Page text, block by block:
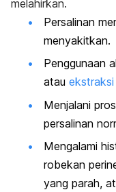
melahirkan.
Persalinan
menyakitkan.
Penggunaan
atau
Menjalani
persalinan
Mengalami
robekan
yang parah,